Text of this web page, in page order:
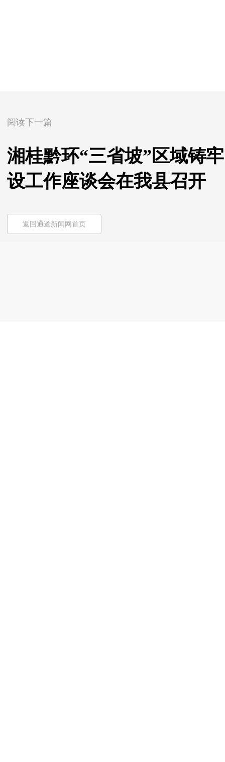
阅读下一篇
湘桂黔环“三省坡”区域铸
设工作座谈会在我县召开
返回通道新闻网首页